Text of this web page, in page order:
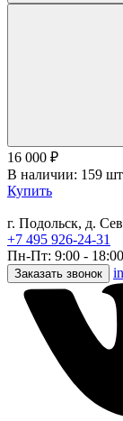
16 000 ₽
В наличии: 159 шт
Купить
г. Подольск, д.
+7 495 926-24-31
Пн-Пт: 9:00 - 18:00
Заказать звонок